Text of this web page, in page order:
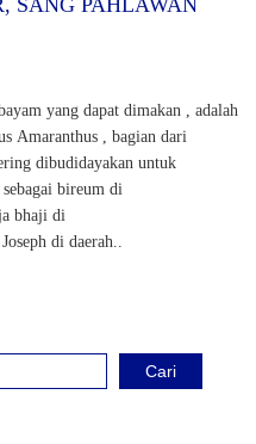
yang dapat dimakan , adalah
Amaranthus , bagian dari
dibudidayakan untuk
bireum di
bhaji di
di daerah..
Cari